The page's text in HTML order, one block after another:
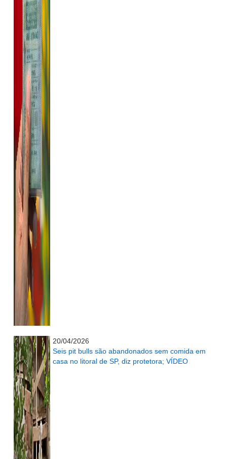
20/04/2026
Seis pit bulls são abandonados sem comida em
casa no litoral de SP, diz protetora; VÍDEO